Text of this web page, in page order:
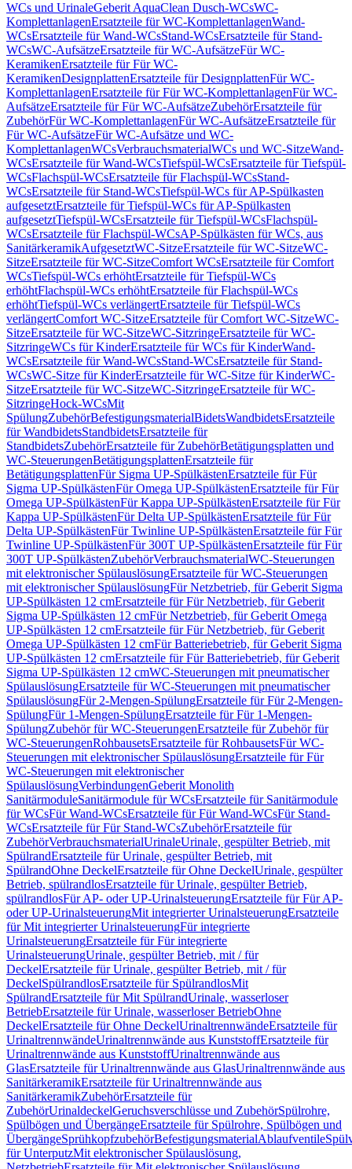
WCs und UrinaleGeberit AquaClean Dusch-WCsWC-
KomplettanlagenErsatzteile für WC-KomplettanlagenWand-
WCsErsatzteile für Wand-WCsStand-WCsErsatzteile für Stand-
WCsWC-AufsätzeErsatzteile für WC-AufsätzeFür WC-
KeramikenErsatzteile für Für WC-
KeramikenDesignplattenErsatzteile für DesignplattenFür WC-
KomplettanlagenErsatzteile für Für WC-KomplettanlagenFür WC-
AufsätzeErsatzteile für Für WC-AufsätzeZubehörErsatzteile für
ZubehörFür WC-KomplettanlagenFür WC-AufsätzeErsatzteile für
Für WC-AufsätzeFür WC-Aufsätze und WC-
KomplettanlagenWCsVerbrauchsmaterialWCs und WC-SitzeWand-
WCsErsatzteile für Wand-WCsTiefspül-WCsErsatzteile für Tiefspül-
WCsFlachspül-WCsErsatzteile für Flachspül-WCsStand-
WCsErsatzteile für Stand-WCsTiefspül-WCs für AP-Spülkasten
aufgesetztErsatzteile für Tiefspül-WCs für AP-Spülkasten
aufgesetztTiefspül-WCsErsatzteile für Tiefspül-WCsFlachspül-
WCsErsatzteile für Flachspül-WCsAP-Spülkästen für WCs, aus
SanitärkeramikAufgesetztWC-SitzeErsatzteile für WC-SitzeWC-
SitzeErsatzteile für WC-SitzeComfort WCsErsatzteile für Comfort
WCsTiefspül-WCs erhöhtErsatzteile für Tiefspül-WCs
erhöhtFlachspül-WCs erhöhtErsatzteile für Flachspül-WCs
erhöhtTiefspül-WCs verlängertErsatzteile für Tiefspül-WCs
verlängertComfort WC-SitzeErsatzteile für Comfort WC-SitzeWC-
SitzeErsatzteile für WC-SitzeWC-SitzringeErsatzteile für WC-
SitzringeWCs für KinderErsatzteile für WCs für KinderWand-
WCsErsatzteile für Wand-WCsStand-WCsErsatzteile für Stand-
WCsWC-Sitze für KinderErsatzteile für WC-Sitze für KinderWC-
SitzeErsatzteile für WC-SitzeWC-SitzringeErsatzteile für WC-
SitzringeHock-WCsMit
SpülungZubehörBefestigungsmaterialBidetsWandbidetsErsatzteile
für WandbidetsStandbidetsErsatzteile für
StandbidetsZubehörErsatzteile für ZubehörBetätigungsplatten und
WC-SteuerungenBetätigungsplattenErsatzteile für
BetätigungsplattenFür Sigma UP-SpülkästenErsatzteile für Für
Sigma UP-SpülkästenFür Omega UP-SpülkästenErsatzteile für Für
Omega UP-SpülkästenFür Kappa UP-SpülkästenErsatzteile für Für
Kappa UP-SpülkästenFür Delta UP-SpülkästenErsatzteile für Für
Delta UP-SpülkästenFür Twinline UP-SpülkästenErsatzteile für Für
Twinline UP-SpülkästenFür 300T UP-SpülkästenErsatzteile für Für
300T UP-SpülkästenZubehörVerbrauchsmaterialWC-Steuerungen
mit elektronischer SpülauslösungErsatzteile für WC-Steuerungen
mit elektronischer SpülauslösungFür Netzbetrieb, für Geberit Sigma
UP-Spülkästen 12 cmErsatzteile für Für Netzbetrieb, für Geberit
Sigma UP-Spülkästen 12 cmFür Netzbetrieb, für Geberit Omega
UP-Spülkästen 12 cmErsatzteile für Für Netzbetrieb, für Geberit
Omega UP-Spülkästen 12 cmFür Batteriebetrieb, für Geberit Sigma
UP-Spülkästen 12 cmErsatzteile für Für Batteriebetrieb, für Geberit
Sigma UP-Spülkästen 12 cmWC-Steuerungen mit pneumatischer
SpülauslösungErsatzteile für WC-Steuerungen mit pneumatischer
SpülauslösungFür 2-Mengen-SpülungErsatzteile für Für 2-Mengen-
SpülungFür 1-Mengen-SpülungErsatzteile für Für 1-Mengen-
SpülungZubehör für WC-SteuerungenErsatzteile für Zubehör für
WC-SteuerungenRohbausetsErsatzteile für RohbausetsFür WC-
Steuerungen mit elektronischer SpülauslösungErsatzteile für Für
WC-Steuerungen mit elektronischer
SpülauslösungVerbindungenGeberit Monolith
SanitärmoduleSanitärmodule für WCsErsatzteile für Sanitärmodule
für WCsFür Wand-WCsErsatzteile für Für Wand-WCsFür Stand-
WCsErsatzteile für Für Stand-WCsZubehörErsatzteile für
ZubehörVerbrauchsmaterialUrinaleUrinale, gespülter Betrieb, mit
SpülrandErsatzteile für Urinale, gespülter Betrieb, mit
SpülrandOhne DeckelErsatzteile für Ohne DeckelUrinale, gespülter
Betrieb, spülrandlosErsatzteile für Urinale, gespülter Betrieb,
spülrandlosFür AP- oder UP-UrinalsteuerungErsatzteile für Für AP-
oder UP-UrinalsteuerungMit integrierter UrinalsteuerungErsatzteile
für Mit integrierter UrinalsteuerungFür integrierte
UrinalsteuerungErsatzteile für Für integrierte
UrinalsteuerungUrinale, gespülter Betrieb, mit / für
DeckelErsatzteile für Urinale, gespülter Betrieb, mit / für
DeckelSpülrandlosErsatzteile für SpülrandlosMit
SpülrandErsatzteile für Mit SpülrandUrinale, wasserloser
BetriebErsatzteile für Urinale, wasserloser BetriebOhne
DeckelErsatzteile für Ohne DeckelUrinaltrennwändeErsatzteile für
UrinaltrennwändeUrinaltrennwände aus KunststoffErsatzteile für
Urinaltrennwände aus KunststoffUrinaltrennwände aus
GlasErsatzteile für Urinaltrennwände aus GlasUrinaltrennwände aus
SanitärkeramikErsatzteile für Urinaltrennwände aus
SanitärkeramikZubehörErsatzteile für
ZubehörUrinaldeckelGeruchsverschlüsse und ZubehörSpülrohre,
Spülbögen und ÜbergängeErsatzteile für Spülrohre, Spülbögen und
ÜbergängeSprühkopfzubehörBefestigungsmaterialAblaufventile
für UnterputzMit elektronischer Spülauslösung,